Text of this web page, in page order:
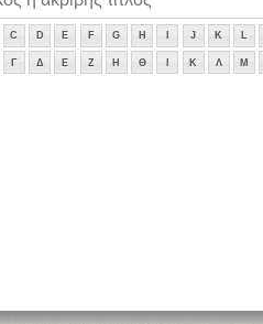
C D E F G H J K L
Γ Δ Ε Ζ Η Θ Κ Λ Μ